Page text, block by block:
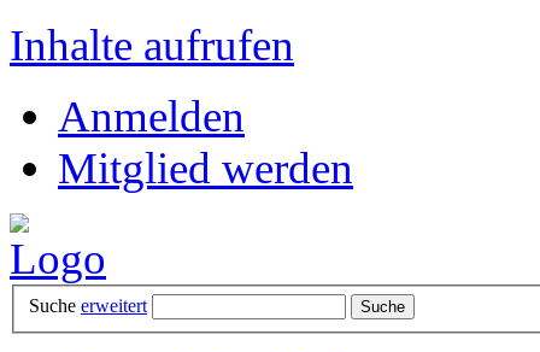
Inhalte aufrufen
Anmelden
Mitglied werden
Suche erweitert